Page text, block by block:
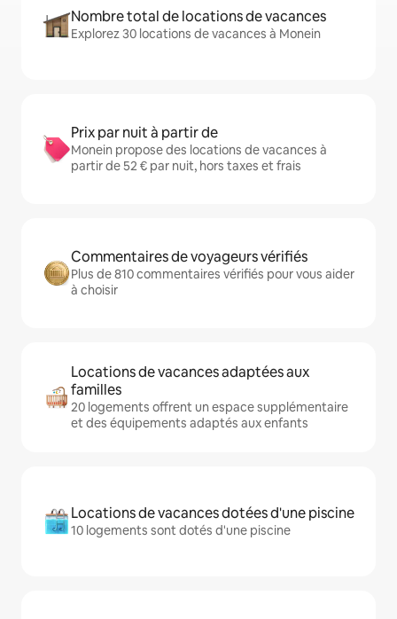
Nombre total de locations de vacances
Explorez 30 locations de vacances à Monein
Prix par nuit à partir de
Monein propose des locations de vacances à
partir de 52 € par nuit, hors taxes et frais
Commentaires de voyageurs vérifiés
Plus de 810 commentaires vérifiés pour vous aider
à choisir
Locations de vacances adaptées aux
familles
20 logements offrent un espace supplémentaire
et des équipements adaptés aux enfants
Locations de vacances dotées d'une piscine
10 logements sont dotés d'une piscine